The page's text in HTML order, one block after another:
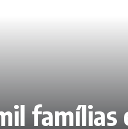
famílias